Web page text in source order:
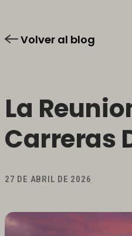
Volver al blog
La
Carreras
27 DE ABRIL DE 2026